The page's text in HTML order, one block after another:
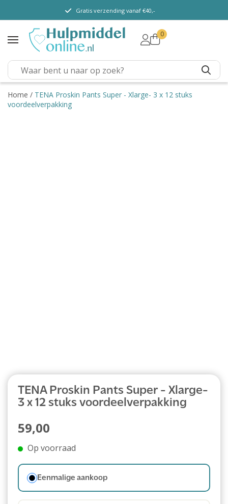
TENA Lady
TENA Men
TENA Pants (m/v)
TENA Flex
TENA Slip
Gratis verzending vanaf €40,-
0
Home / TENA Proskin Pants Super - Xlarge- 3 x 12 stuks
voordeelverpakking
TENA Proskin Pants Super - Xlarge-
3 x 12 stuks voordeelverpakking
59,00
Op voorraad
Eenmalige aankoop